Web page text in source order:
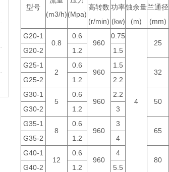
型号
(m3/h)(Mpa)
高转数
(r/min)
功率
(kw)
蚀余量
(m)
兰通径
(mm)
G20-1
0.8
0.6
960
0.75
4
25
G20-2
1.2
1.5
G25-1
2
0.6
960
1.5
32
G25-2
1.2
2.2
G30-1
5
0.6
960
2.2
50
G30-2
1.2
3
G35-1
8
0.6
960
3
65
G35-2
1.2
4
G40-1
12
0.6
960
4
80
G40-2
1.2
5.5